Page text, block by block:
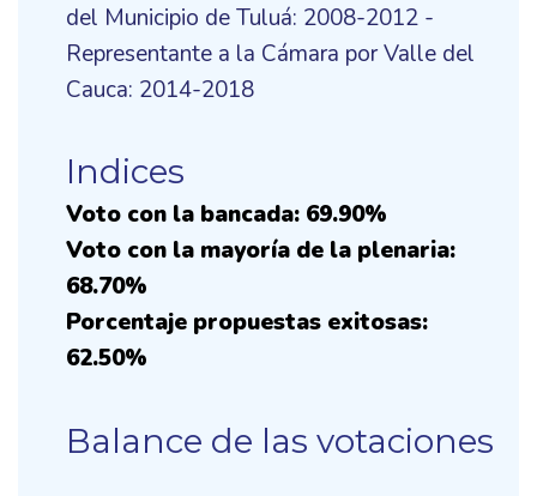
del Municipio de Tuluá: 2008-2012 -
Representante a la Cámara por Valle del
Cauca: 2014-2018
Indices
Voto con la bancada: 69.90%
Voto con la mayoría de la plenaria:
68.70%
Porcentaje propuestas exitosas:
62.50%
Balance de las votaciones